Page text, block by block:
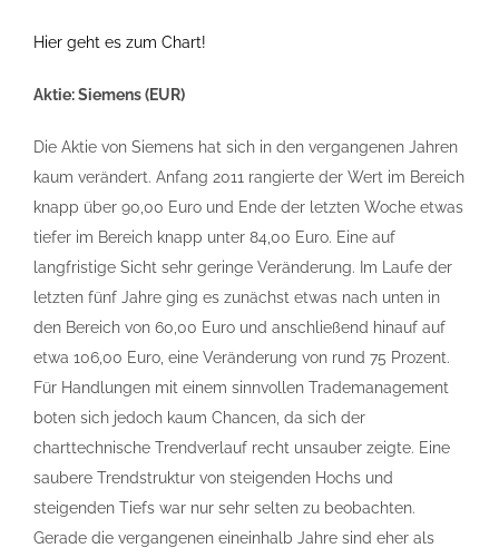
Hier geht es zum Chart!
Aktie: Siemens (EUR)
Die Aktie von Siemens hat sich in den vergangenen Jahren
kaum verändert. Anfang 2011 rangierte der Wert im Bereich
knapp über 90,00 Euro und Ende der letzten Woche etwas
tiefer im Bereich knapp unter 84,00 Euro. Eine auf
langfristige Sicht sehr geringe Veränderung. Im Laufe der
letzten fünf Jahre ging es zunächst etwas nach unten in
den Bereich von 60,00 Euro und anschließend hinauf auf
etwa 106,00 Euro, eine Veränderung von rund 75 Prozent.
Für Handlungen mit einem sinnvollen Trademanagement
boten sich jedoch kaum Chancen, da sich der
charttechnische Trendverlauf recht unsauber zeigte. Eine
saubere Trendstruktur von steigenden Hochs und
steigenden Tiefs war nur sehr selten zu beobachten.
Gerade die vergangenen eineinhalb Jahre sind eher als